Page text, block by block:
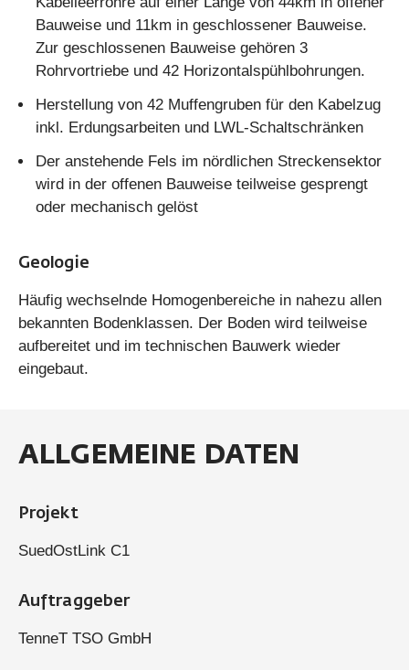
Bauweise und 11km in geschlossener Bauweise.
Zur geschlossenen Bauweise gehören 3
Rohrvortriebe und 42 Horizontalspühlbohrungen.
Herstellung von 42 Muffengruben für den Kabelzug
inkl. Erdungsarbeiten und LWL-Schaltschränken
Der anstehende Fels im nördlichen Streckensektor
wird in der offenen Bauweise teilweise gesprengt
oder mechanisch gelöst
Geologie
Häufig wechselnde Homogenbereiche in nahezu allen
bekannten Bodenklassen. Der Boden wird teilweise
aufbereitet und im technischen Bauwerk wieder
eingebaut.
ALLGEMEINE DATEN
Projekt
SuedOstLink C1
Auftraggeber
TenneT TSO GmbH